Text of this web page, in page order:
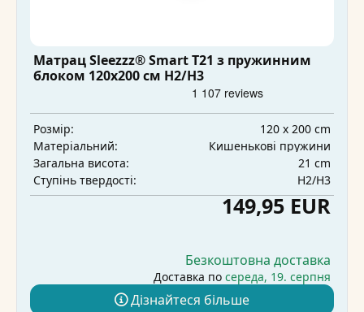
Матрац Sleezzz® Smart T21 з пружинним
блоком 120x200 см H2/H3
Розмір:
120 x 200 cm
Матеріальний:
Кишенькові пружини
Загальна висота:
21 cm
Ступінь твердості:
H2/H3
149,95 EUR
Безкоштовна доставка
Доставка по середа, 19. серпня
Дізнайтеся більше